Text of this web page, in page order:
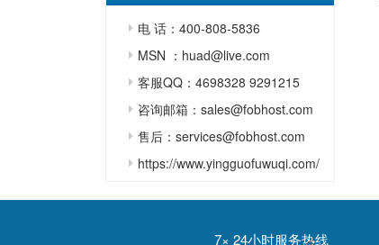
电 话：400-808-5836
MSN ：huad@live.com
客服QQ：4698328 9291215
咨询邮箱：sales@fobhost.com
售后：services@fobhost.com
https://www.yingguofuwuqi.com/
7× 24小时服务热线